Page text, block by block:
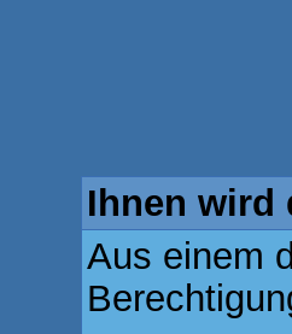
Ihnen wird
Aus einem